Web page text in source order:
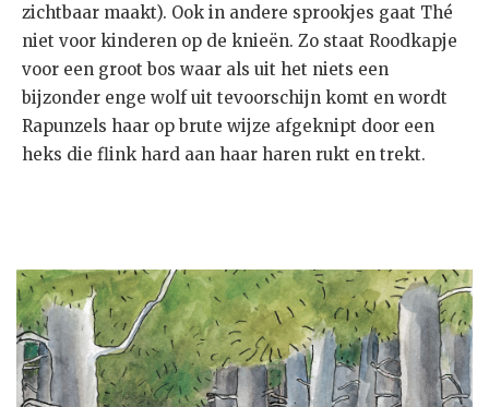
zichtbaar maakt). Ook in andere sprookjes gaat Thé
niet voor kinderen op de knieën. Zo staat Roodkapje
voor een groot bos waar als uit het niets een
bijzonder enge wolf uit tevoorschijn komt en wordt
Rapunzels haar op brute wijze afgeknipt door een
heks die flink hard aan haar haren rukt en trekt.